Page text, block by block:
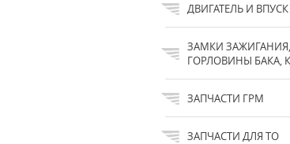
ДВИГАТЕЛЬ И ВПУСК
ЗАМКИ ЗАЖИГАНИЯ,
ГОРЛОВИНЫ БАКА,
ЗАПЧАСТИ ГРМ
ЗАПЧАСТИ ДЛЯ ТО